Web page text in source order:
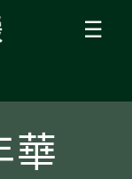
☰
華